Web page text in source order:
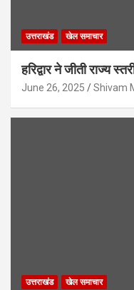
उत्तराखंड खेल समाचार
हरिद्वार ने जीती राज्य
June 26, 2025 Shivam
उत्तराखंड खेल समाचार